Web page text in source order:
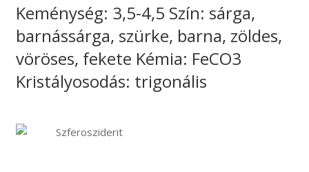
Stones
About Us
Contact us
HU
Keménység: 3,5-4,5 Szín: sárga,
barnássárga, szürke, barna, zöldes,
vöröses, fekete Kémia: FeCO3
Kristályosodás: trigonális